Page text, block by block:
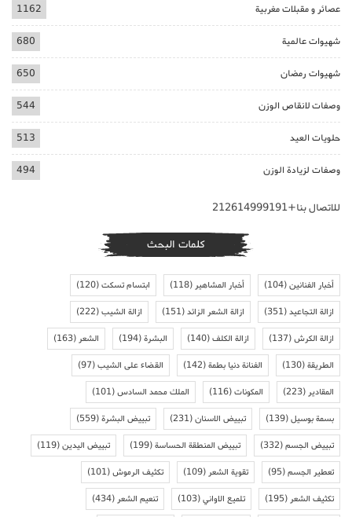
عصائر و مقبلات مغربية 1162
شهيوات عالمية 680
شهيوات رمضان 650
وصفات لانقاص الوزن 544
حلويات العيد 513
وصفات لزيادة الوزن 494
للاتصال بنا+212614999191
كلمات البحث
أخبار الفنانين(104) أخبار المشاهير(118) ابتسام تسكت(120)
ازالة التجاعيد(351) ازالة الشعر الزائد(151) ازالة الشيب(222)
ازالة الكرش(137) ازالة الكلف(140) البشرة(194) الشعر(163)
الطريقة(130) الفنانة دنيا بطمة(142) القضاء على الشيب(97)
المقادير(223) المكونات(116) الملك محمد السادس(101)
بسمة بوسيل(139) تبييض الاسنان(231) تبييض البشرة(559)
تبييض الجسم(332) تبييض المنطقة الحساسة(199) تبييض اليدين(119)
تعطير الجسم(95) تقوية الشعر(109) تكثيف الرموش(101)
تكثيف الشعر(195) تلميع الاواني(103) تنعيم الشعر(434)